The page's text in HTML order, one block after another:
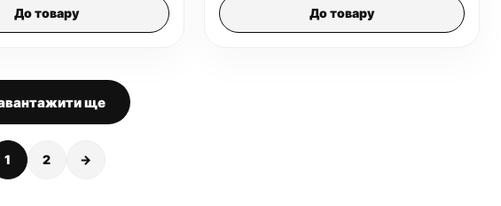
До товару До товару
ще
1 2 →